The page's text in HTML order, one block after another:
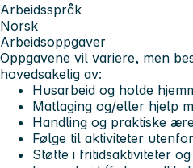
Arbeidsspråk
Norsk
Arbeidsoppgaver
Oppgavene vil variere, men
hovedsakelig av:
Husarbeid og holde
Matlaging og/eller hjelp
Handling og praktiske
Følge til aktiviteter
Støtte i fritidsaktiviteter